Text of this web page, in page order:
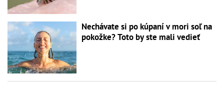
Nechávate si po kúpaní v mori soľ na
pokožke? Toto by ste mali vedieť